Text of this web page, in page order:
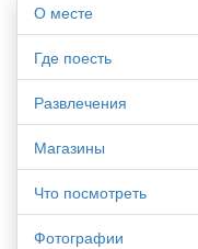
О месте
Где поесть
Развлечения
Магазины
Что посмотреть
Фотографии